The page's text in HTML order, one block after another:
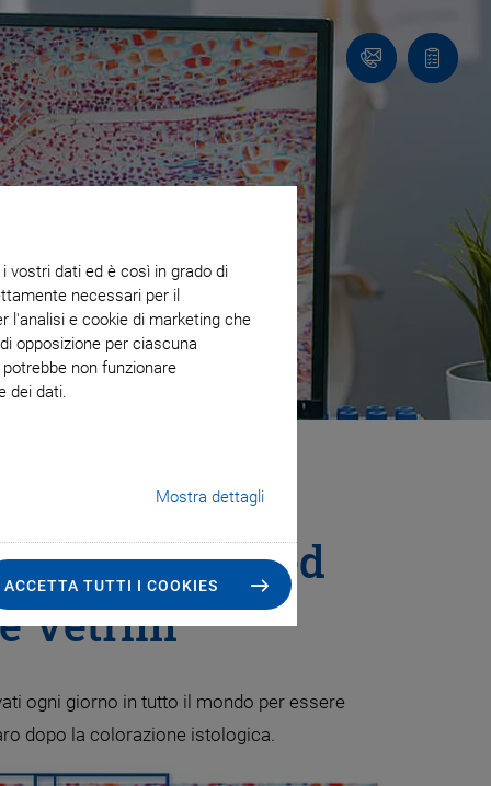
vostri dati ed è così in grado di
necessari per il
l'analisi e cookie di marketing che
opposizione per ciascuna
non funzionare
dei dati.
Mostra dettagli
ACCETTA TUTTI I COOKIES
ContattoCarrello
Efficace ed
Vetrini
ogni giorno in tutto il mondo per essere
dopo la colorazione istologica.